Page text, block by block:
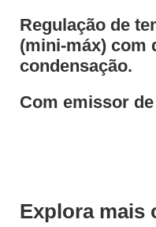
Regulação de
(mini-máx) com
condensação.
Com emissor
Explora mais